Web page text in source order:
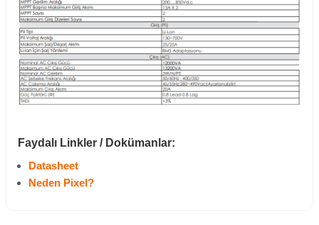
Faydalı Linkler / Dokümanlar:
Datasheet
Neden Pixel?